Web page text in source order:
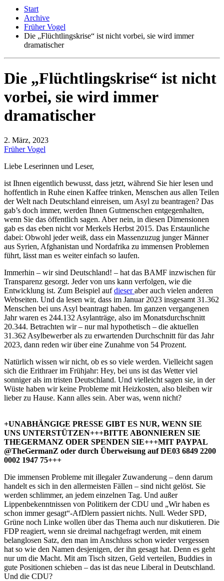
Start
Archive
Früher Vogel
Die „Flüchtlingskrise“ ist nicht vorbei, sie wird immer
dramatischer
Die „Flüchtlingskrise“ ist nicht
vorbei, sie wird immer
dramatischer
2. März, 2023
Früher Vogel
Liebe Leserinnen und Leser,
ist Ihnen eigentlich bewusst, dass jetzt, während Sie hier lesen und
hoffentlich in Ruhe einen Kaffee trinken, Menschen aus allen Teilen
der Welt nach Deutschland einreisen, um Asyl zu beantragen? Das
gab’s doch immer, werden Ihnen Gutmenschen entgegenhalten,
wenn Sie das öffentlich sagen. Aber nein, in diesen Dimensionen
gab es das eben nicht vor Merkels Herbst 2015. Das Erstaunliche
dabei: Obwohl jeder weiß, dass ein Massenzuzug junger Männer
aus Syrien, Afghanistan und Nordafrika zu immensen Problemen
führt, lässt man es weiter einfach so laufen.
Immerhin – wir sind Deutschland! – hat das BAMF inzwischen für
Transparenz gesorgt. Jeder von uns kann verfolgen, wie die
Entwicklung ist. Zum Beispiel aufdieseraber auch vielen anderen
Webseiten. Und da lesen wir, dass im Januar 2023 insgesamt 31.362
Menschen bei uns Asyl beantragt haben. Im ganzen vergangenen
Jahr waren es 244.132 Asylanträge, also im Monatsdurchschnitt
20.344. Betrachten wir – nur mal hypothetisch – die aktuellen
31.362 Asylbewerber als zu erwartenden Durchschnitt für das Jahr
2023, dann reden wir über eine Zunahme von 54 Prozent.
Natürlich wissen wir nicht, ob es so viele werden. Vielleicht sagen
sich die Erithraer im Frühjahr: Hey, bei uns ist das Wetter viel
sonniger als im tristen Deutschland. Und vielleicht sagen sie, in der
Wüste haben wir keine Probleme mit Heizkosten, also bleiben wir
lieber zu Hause. Kann alles sein. Aber was, wenn nicht?
+UNABHÄNGIGE PRESSE GIBT ES NUR, WENN SIE
UNS UNTERSTÜTZEN+++BITTE ABONNIEREN SIE
THEGERMANZ ODER SPENDEN SIE+++MIT PAYPAL
@TheGermanZ oder durch Überweisung auf DE03 6849 2200
0002 1947 75+++
Die immensen Probleme mit illegaler Zuwanderung – denn darum
handelt es sich in den allermeisten Fällen – sind nicht gelöst. Sie
werden schlimmer, an jedem einzelnen Tag. Und außer
Lippenbekenntnissen von Politikern der CDU und „Wir haben es
schon immer gesagt“-AfDlern passiert nichts. Null. Weder SPD,
Grüne noch Linke wollen über das Thema auch nur diskutieren. Die
FDP reagiert, wenn sie dreimal nachgefragt werden, mit einem
belanglosen Satz, den man im Anschluss schon wieder vergessen
hat so wie den Namen desjenigen, der ihn gesagt hat. Denn es geht
nur um die Macht. Mit am Tisch sitzen, Geld verteilen, Buddies in
gute Positionen schieben – das ist das neue Liberal in Deutschland.
Und die CDU?